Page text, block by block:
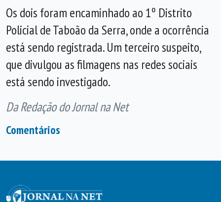
Os dois foram encaminhado ao 1º Distrito
Policial de Taboão da Serra, onde a ocorrência
está sendo registrada. Um terceiro suspeito,
que divulgou as filmagens nas redes sociais
está sendo investigado.
Da Redação do Jornal na Net
Comentários